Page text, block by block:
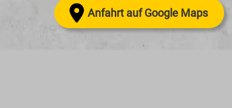
Anfahrt auf Google Maps